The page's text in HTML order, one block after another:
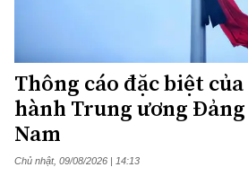
Thông cáo đặc biệt của
hành Trung ương
Nam
Chủ nhật, 09/08/2026 | 14:13